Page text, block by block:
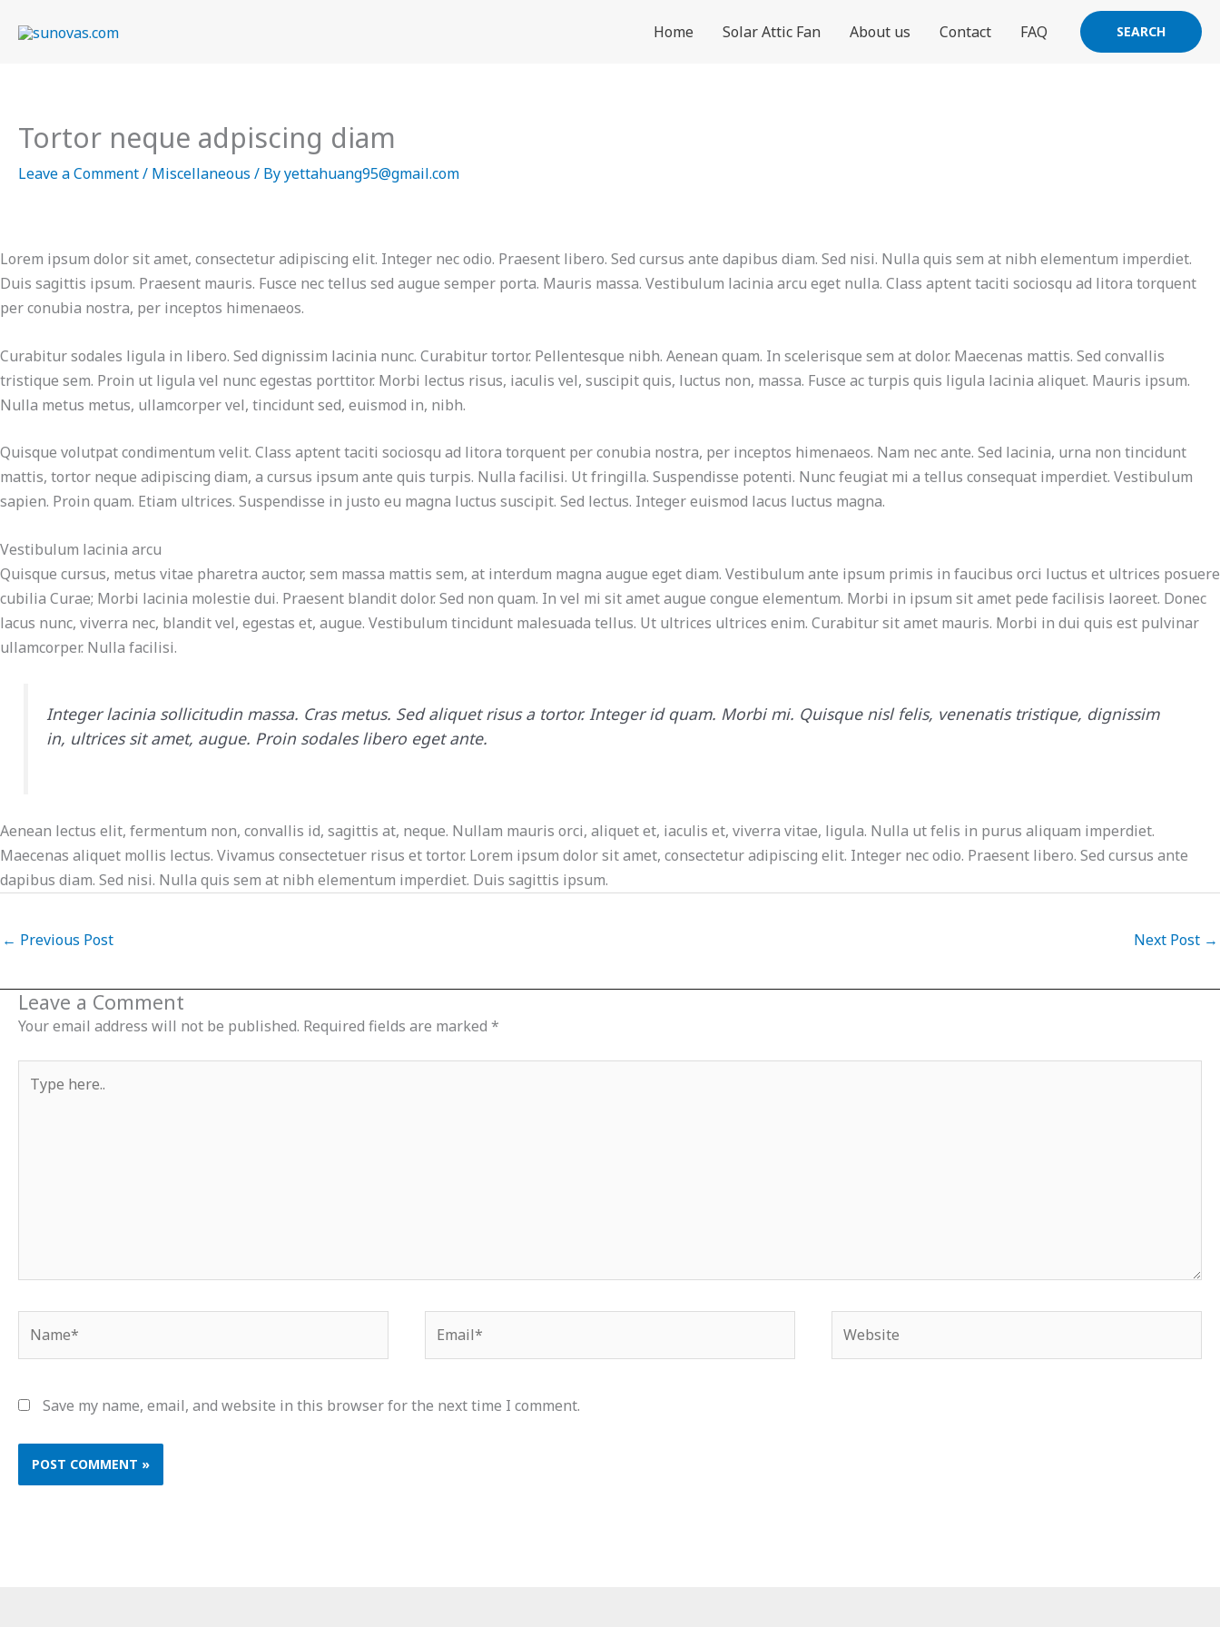
Home Solar Attic Fan About us Contact FAQ SEARCH
Tortor neque adpiscing diam
Leave a Comment/ Miscellaneous / Byyettahuang95@gmail.com
Lorem ipsum dolor sit amet, consectetur adipiscing elit. Integer nec odio. Praesent libero. Sed cursus ante dapibus diam. Sed nisi. Nulla quis sem at nibh elementum imperdiet.
Duis sagittis ipsum. Praesent mauris. Fusce nec tellus sed augue semper porta. Mauris massa. Vestibulum lacinia arcu eget nulla. Class aptent taciti sociosqu ad litora torquent
per conubia nostra, per inceptos himenaeos.
Curabitur sodales ligula in libero. Sed dignissim lacinia nunc. Curabitur tortor. Pellentesque nibh. Aenean quam. In scelerisque sem at dolor. Maecenas mattis. Sed convallis
tristique sem. Proin ut ligula vel nunc egestas porttitor. Morbi lectus risus, iaculis vel, suscipit quis, luctus non, massa. Fusce ac turpis quis ligula lacinia aliquet. Mauris ipsum.
Nulla metus metus, ullamcorper vel, tincidunt sed, euismod in, nibh.
Quisque volutpat condimentum velit. Class aptent taciti sociosqu ad litora torquent per conubia nostra, per inceptos himenaeos. Nam nec ante. Sed lacinia, urna non tincidunt
mattis, tortor neque adipiscing diam, a cursus ipsum ante quis turpis. Nulla facilisi. Ut fringilla. Suspendisse potenti. Nunc feugiat mi a tellus consequat imperdiet. Vestibulum
sapien. Proin quam. Etiam ultrices. Suspendisse in justo eu magna luctus suscipit. Sed lectus. Integer euismod lacus luctus magna.
Vestibulum lacinia arcu
Quisque cursus, metus vitae pharetra auctor, sem massa mattis sem, at interdum magna augue eget diam. Vestibulum ante ipsum primis in faucibus orci luctus et ultrices posuere
cubilia Curae; Morbi lacinia molestie dui. Praesent blandit dolor. Sed non quam. In vel mi sit amet augue congue elementum. Morbi in ipsum sit amet pede facilisis laoreet. Donec
lacus nunc, viverra nec, blandit vel, egestas et, augue. Vestibulum tincidunt malesuada tellus. Ut ultrices ultrices enim. Curabitur sit amet mauris. Morbi in dui quis est pulvinar
ullamcorper. Nulla facilisi.
Integer lacinia sollicitudin massa. Cras metus. Sed aliquet risus a tortor. Integer id quam. Morbi mi. Quisque nisl felis, venenatis tristique, dignissim
in, ultrices sit amet, augue. Proin sodales libero eget ante.
Aenean lectus elit, fermentum non, convallis id, sagittis at, neque. Nullam mauris orci, aliquet et, iaculis et, viverra vitae, ligula. Nulla ut felis in purus aliquam imperdiet.
Maecenas aliquet mollis lectus. Vivamus consectetuer risus et tortor. Lorem ipsum dolor sit amet, consectetur adipiscing elit. Integer nec odio. Praesent libero. Sed cursus ante
dapibus diam. Sed nisi. Nulla quis sem at nibh elementum imperdiet. Duis sagittis ipsum.
← Previous Post Next Post →
Leave a Comment
Your email address will not be published. Required fields are marked *
here..
Save my name, email, and website in this browser for the next time I comment.